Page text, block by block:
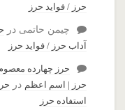
حرز / فواید حرز
چیمن حاتمی در
آداب حرز / فواید حرز
حرز چهارده
حرز | اسم اعظم در
استفاده حرز